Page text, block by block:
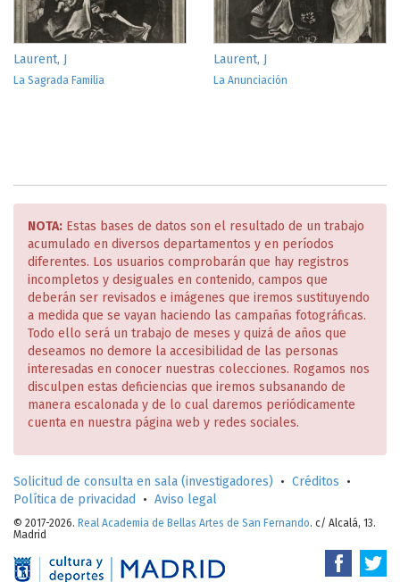
Laurent, J
La Sagrada Familia
Laurent, J
La Anunciación
NOTA: Estas bases de datos son el resultado de un trabajo
acumulado en diversos departamentos y en períodos
diferentes. Los usuarios comprobarán que hay registros
incompletos y desiguales en contenido, campos que
deberán ser revisados e imágenes que iremos sustituyendo
a medida que se vayan haciendo las campañas fotográficas.
Todo ello será un trabajo de meses y quizá de años que
deseamos no demore la accesibilidad de las personas
interesadas en conocer nuestras colecciones. Rogamos nos
disculpen estas deficiencias que iremos subsanando de
manera escalonada y de lo cual daremos periódicamente
cuenta en nuestra página web y redes sociales.
Solicitud de consulta en sala (investigadores) • Créditos •
Política de privacidad
• Aviso legal
© 2017-2026. Real Academia de Bellas Artes de San Fernando. c/ Alcalá, 13.
Madrid